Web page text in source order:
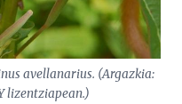
avellanarius. (Argazkia:
lizentziapean.)